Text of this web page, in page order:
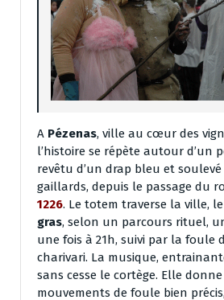
A Pézenas, ville au cœur des
l’histoire se répète autour d’un
revêtu d’un drap bleu et
gaillards, depuis le passage du
1226. Le totem traverse la ville,
gras, selon un parcours rituel,
une fois à 21h, suivi par la foule
charivari. La musique,
sans cesse le cortège. Elle
mouvements de foule bien